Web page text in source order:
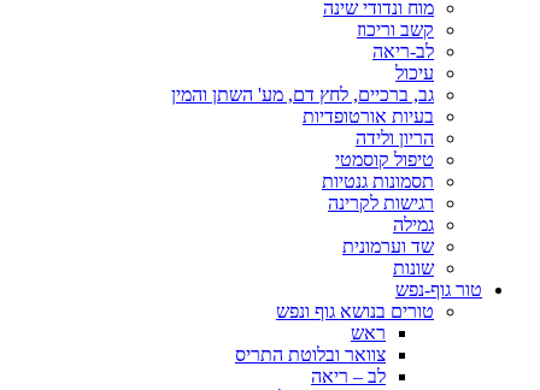
מוח ונדודי שינה
קשב וריכוז
לב-ריאה
עיכול
גב, ברכיים, לחץ דם, מע' השתן והמין
בעיות אורטופדיות
הריון ולידה
טיפול קוסמטי
תסמונות גנטיות
רגישות לקרינה
גמילה
שד וערמונית
שונות
טור גוף-נפש
טורים בנושא גוף ונפש
ראש
צוואר ובלוטת התריס
לב – ריאה